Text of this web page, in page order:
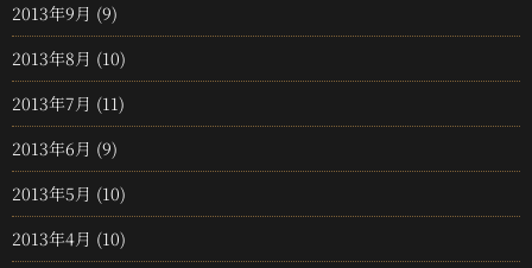
2013年9月 (9)
2013年8月 (10)
2013年7月 (11)
2013年6月 (9)
2013年5月 (10)
2013年4月 (10)